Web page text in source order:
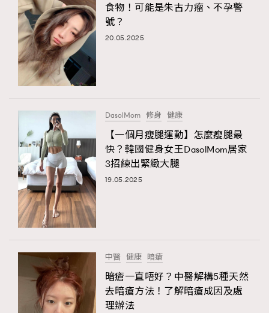
食物！可能是朱古力瘤、不孕警
號？
20.05.2025
DasolMom 修身 健康
【一個月瘦腿運動】怎麼瘦腿最
快？韓國健身女王DasolMom居家
3招練出緊緻大腿
19.05.2025
中醫 健康 暗瘡
暗瘡一直唔好？中醫解構5種天然
去暗瘡方法！了解暗瘡成因及處
理辦法